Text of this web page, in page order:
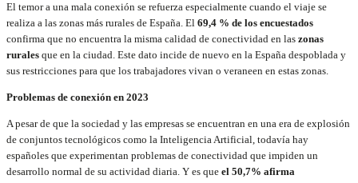
El temor a una mala conexión se refuerza especialmente cuando el viaje se
realiza a las zonas más rurales de España. El 69,4 % de los encuestados
confirma que no encuentra la misma calidad de conectividad en las zonas
rurales que en la ciudad. Este dato incide de nuevo en la España despoblada y
sus restricciones para que los trabajadores vivan o veraneen en estas zonas.
Problemas de conexión en 2023
A pesar de que la sociedad y las empresas se encuentran en una era de explosión
de conjuntos tecnológicos como la Inteligencia Artificial, todavía hay
españoles que experimentan problemas de conectividad que impiden un
desarrollo normal de su actividad diaria. Y es que el 50,7% afirma